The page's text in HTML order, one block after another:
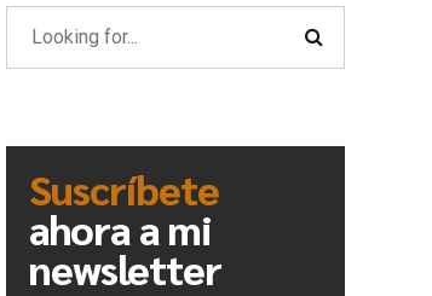
Suscríbete
ahora a mi
newsletter